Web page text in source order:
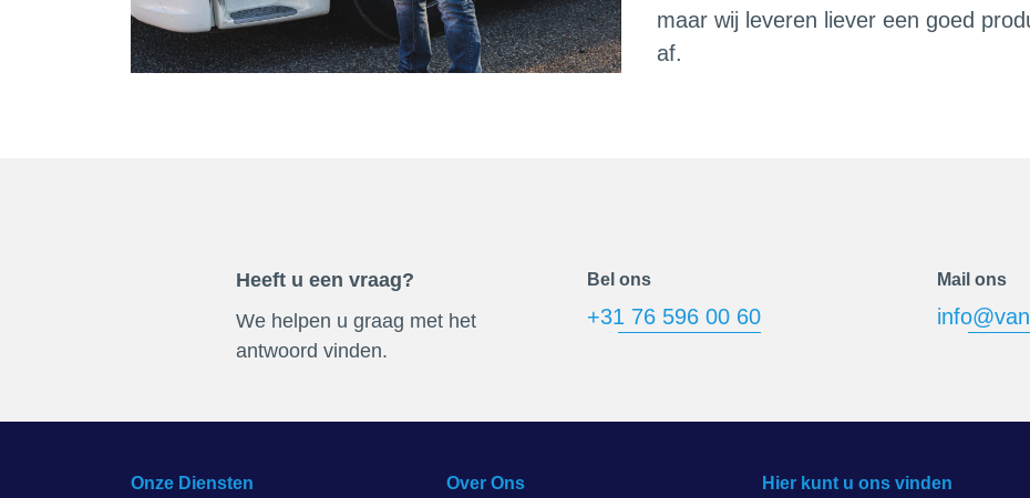
maar wij leveren liever een goed
af.
Heeft u een vraag?
We helpen u graag met het
antwoord vinden.
Bel ons
+31 76 596 00 60
Mail ons
Onze Diensten Over Ons Hier kunt u ons vinden